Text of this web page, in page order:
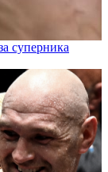
суперника